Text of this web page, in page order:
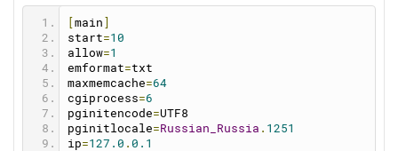
main
start=10
allow=1
emformat=txt
maxmemcache=64
cgiprocess=6
pginitencode=UTF8
pginitlocale=Russian_Russia . 1251
ip=127.0 . 0.1